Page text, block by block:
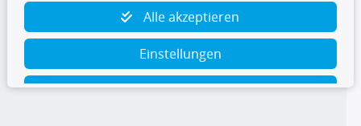
Alle akzeptieren
Einstellungen
Ablehnen